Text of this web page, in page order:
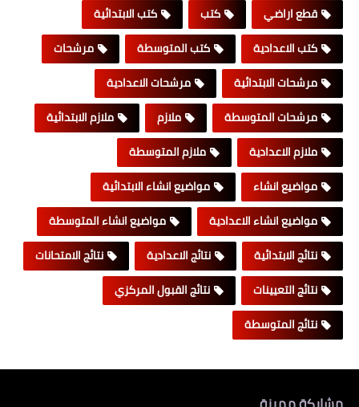
قطع اراضي
كتب
كتب الابتدائية
كتب الاعدادية
كتب المتوسطة
مرشحات
مرشحات الابتدائية
مرشحات الاعدادية
مرشحات المتوسطة
ملازم
ملازم الابتدائية
ملازم الاعدادية
ملازم المتوسطة
مواضيع انشاء
مواضيع انشاء الابتدائية
مواضيع انشاء الاعدادية
مواضيع انشاء المتوسطة
نتائج الابتدائية
نتائج الاعدادية
نتائج الامتحانات
نتائج التعيينات
نتائج القبول المركزي
نتائج المتوسطة